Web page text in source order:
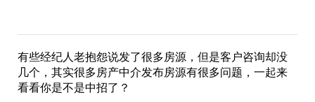
有些经纪人老抱怨说发了很多房源，但是客户咨询却没
几个，其实很多房产中介发布房源有很多问题，一起来
看看你是不是中招了？